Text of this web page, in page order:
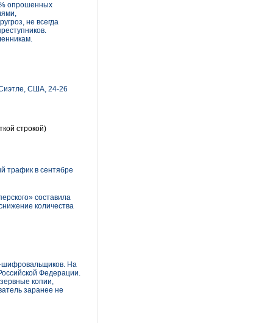
опрошенных
не всегда
США, 24-26
строкой)
трафик в сентябре
составила
количества
шифровальщиков. На
Федерации.
копии,
заранее не